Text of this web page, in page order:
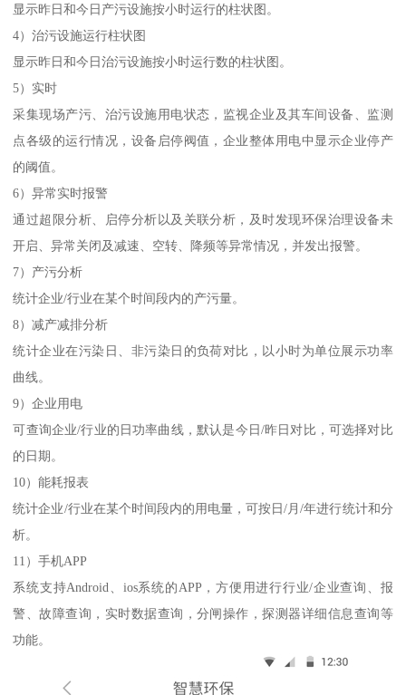
显示昨日和今日产污设施按小时运行的柱状图。
4）治污设施运行柱状图
显示昨日和今日治污设施按小时运行数的柱状图。
5）实时
采集现场产污、治污设施用电状态，监视企业及其车间设备、监测
点各级的运行情况，设备启停阀值，企业整体用电中显示企业停产
的阈值。
6）异常实时报警
通过超限分析、启停分析以及关联分析，及时发现环保治理设备未
开启、异常关闭及减速、空转、降频等异常情况，并发出报警。
7）产污分析
统计企业/行业在某个时间段内的产污量。
8）减产减排分析
统计企业在污染日、非污染日的负荷对比，以小时为单位展示功率
曲线。
9）企业用电
可查询企业/行业的日功率曲线，默认是今日/昨日对比，可选择对比
的日期。
10）能耗报表
统计企业/行业在某个时间段内的用电量，可按日/月/年进行统计和分
析。
11）手机APP
系统支持Android、ios系统的APP，方便用进行行业/企业查询、报
警、故障查询，实时数据查询，分闸操作，探测器详细信息查询等
功能。